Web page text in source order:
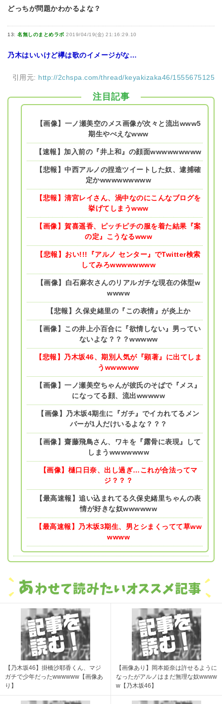
どっちが問題かわかるよな？
13: 名無しのまとめラボ 2019/04/19(金) 21:16:29.10
乃木はいいけど欅は歌のイメージがな…
引用元: http://2chspa.com/thread/keyakizaka46/1555675125
注目記事
【画像】一ノ瀬美空のメス画像が次々と流出www5
期生やべえなwww
【速報】加入前の『井上和』の顔面wwwwwwwww
【悲報】中西アルノの捏造ツイートした奴、逮捕確
定かwwwwwwwww
【悲報】清宮レイさん、渦中なのにこんなブログを
挙げてしまうwww
【画像】賀喜遥香、ピッチピチの服を着た結果『案
の定』こうなるwww
【悲報】おい!!!『アルノ センター』でTwitter検索
してみろwwwwwwww
【画像】白石麻衣さんのリアルガチな現在の体型w
wwww
【悲報】久保史緒里の『この表情』が炎上か
【画像】この井上小百合に『欲情しない』男ってい
ないよな？？？wwwww
【悲報】乃木坂46、期別人気が『顕著』に出てしま
うwwwwww
【画像】一ノ瀬美空ちゃんが彼氏のそばで『メス』
になってる顔、流出wwwww
【画像】乃木坂4期生に『ガチ』でイカれてるメン
バーが1人だけいるよな？？？
【画像】齋藤飛鳥さん、ワキを『露骨に表現』して
しまうwwwwwww
【画像】樋口日奈、出し過ぎ…これが合法ってマ
ジ？？？
【最高速報】追い込まれてる久保史緒里ちゃんの表
情が好きな奴wwwwww
【最高速報】乃木坂3期生、男とシまくってて草ww
wwww
【乃木坂46】掛橋沙耶香くん、マジ
ガチで少年だったwwwwww【画像あ
り】
【画像あり】岡本姫奈は許せるように
なったがアルノはまだ無理な奴wwww
w【乃木坂46】